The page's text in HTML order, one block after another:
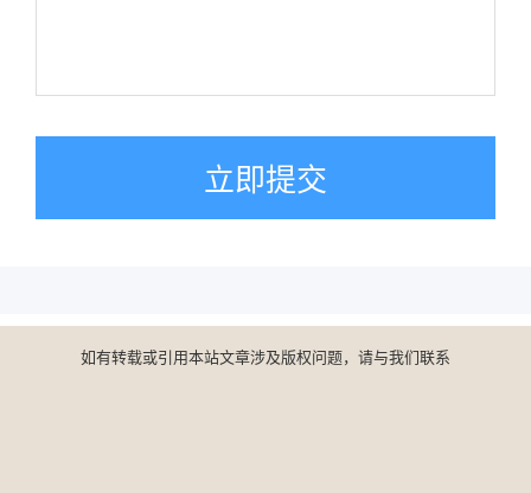
立即提交
如有转载或引用本站文章涉及版权问题，请与我们联系